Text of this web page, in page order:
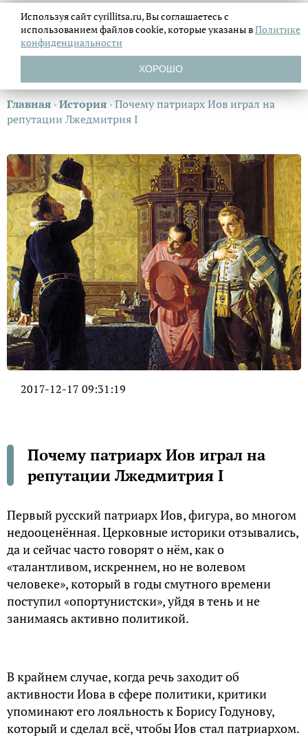
Главная ›История ›Почему патриарх Иов играл на
репутации Лжедмитрия I
2017-12-17 09:31:19
Почему патриарх Иов играл на
репутации Лжедмитрия I
Первый русский патриарх Иов, фигура, во многом
недооценённая. Церковные историки отзывались,
да и сейчас часто говорят о нём, как о
«талантливом, искреннем, но не волевом
человеке», который в годы смутного времени
поступил «опортунистски», уйдя в тень и не
занимаясь активно политикой.
В крайнем случае, когда речь заходит об
активности Иова в сфере политики, критики
упоминают его лояльность к Борису Годунову,
который и сделал всё, чтобы Иов стал патриархом.
Используя сайт cyrillitsa.ru, Вы соглашаетесь с
использованием файловcookie, которые указаны вПолитике
конфиденциальности
ХОРОШО